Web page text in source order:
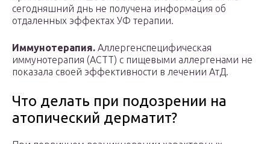
сегодняшний днь не получена информация об
отдаленных эффектах УФ терапии.
Иммунотерапия. Аллергенспецифическая
иммунотерапия (АСТТ) с пищевыми аллергенами не
показала своей эффективности в лечении АтД.
Что делать при подозрении на
атопический дерматит?